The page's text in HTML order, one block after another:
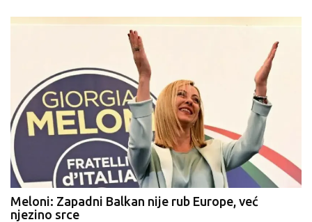
Meloni: Zapadni Balkan nije rub Europe, već
njezino srce